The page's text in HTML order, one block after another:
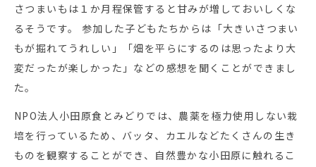
さつまいもは１か月程保管すると甘みが増しておいしくな
るそうです。 参加した子どもたちからは「大きいさつまい
もが掘れてうれしい」「畑を平らにするのは思ったより大
変だったが楽しかった」などの感想を聞くことができまし
た。
NPO法人小田原食とみどりでは、農薬を極力使用しない栽
培を行っているため、バッタ、カエルなどたくさんの生き
ものを観察することができ、自然豊かな小田原に触れるこ